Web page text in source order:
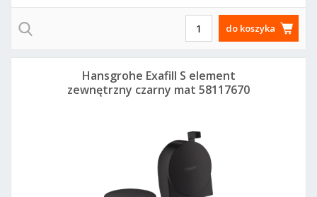
do koszyka
Hansgrohe Exafill S element
zewnętrzny czarny mat 58117670